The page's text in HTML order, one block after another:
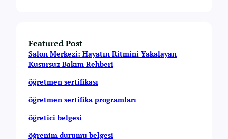
Featured Post
Salon Merkezi: Hayatın Ritmini Yakalayan
Kusursuz Bakım Rehberi
öğretmen sertifikası
öğretmen sertifika programları
öğretici belgesi
öğrenim durumu belgesi